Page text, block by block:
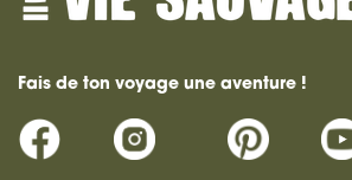
Fais de ton voyage une aventure !